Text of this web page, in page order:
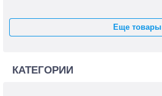
Еще товары
КАТЕГОРИИ